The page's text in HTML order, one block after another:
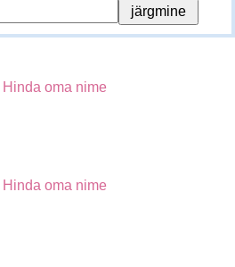
Hinda oma nime
Hinda oma nime